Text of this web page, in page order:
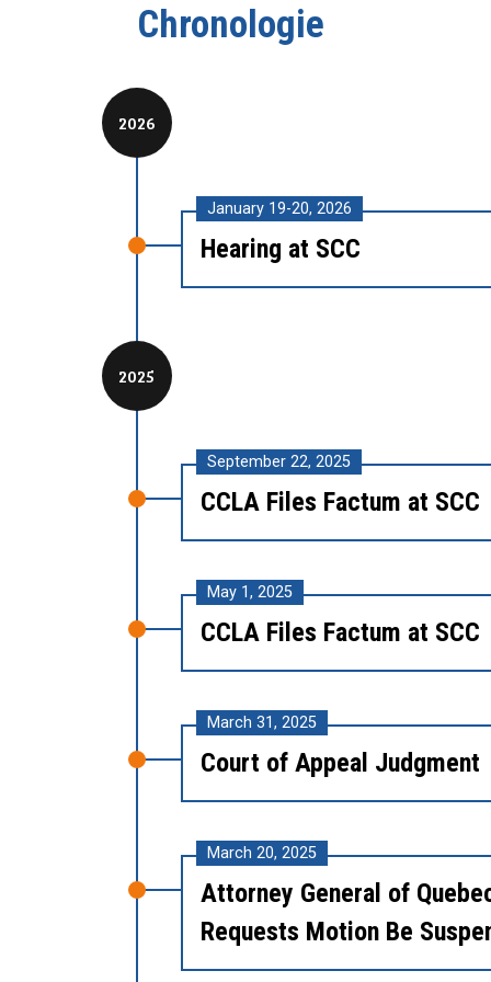
Chronologie
2026
January 19-20, 2026
Hearing at SCC
2025
September 22, 2025
CCLA Files Factum at SCC
May 1, 2025
CCLA Files Factum at SCC
March 31, 2025
Court of Appeal Judgment
March 20, 2025
Attorney General of
Requests Motion Be